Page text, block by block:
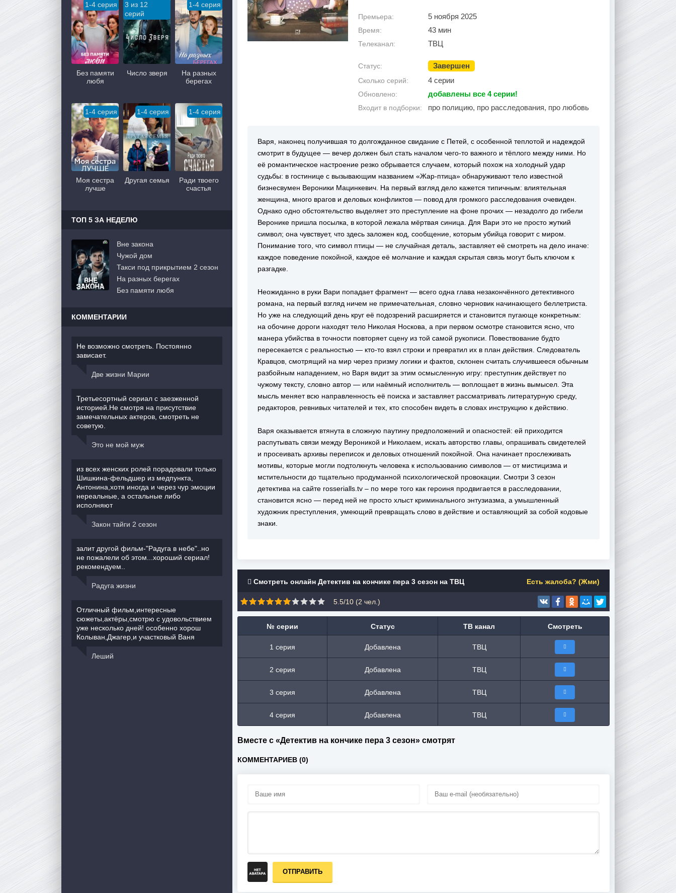
Премьера: 5 ноября 2025
Время: 43 мин
Телеканал: ТВЦ
Статус: Завершен
Сколько серий: 4 серии
Обновлено: добавлены все 4 серии!
Входит в подборки: про полицию, про расследования, про любовь
Варя, наконец получившая то долгожданное свидание с Петей, с особенной теплотой и надеждой
смотрит в будущее — вечер должен был стать началом чего-то важного и тёплого между ними. Но
её романтическое настроение резко обрывается случаем, который похож на холодный удар
судьбы: в гостинице с вызывающим названием «Жар-птица» обнаруживают тело известной
бизнесвумен Вероники Мацинкевич. На первый взгляд дело кажется типичным: влиятельная
женщина, много врагов и деловых конфликтов — повод для громкого расследования очевиден.
Однако одно обстоятельство выделяет это преступление на фоне прочих — незадолго до гибели
Веронике пришла посылка, в которой лежала мёртвая синица. Для Вари это не просто жуткий
символ; она чувствует, что здесь заложен код, сообщение, которым убийца говорит с миром.
Понимание того, что символ птицы — не случайная деталь, заставляет её смотреть на дело иначе:
каждое поведение покойной, каждое её молчание и каждая скрытая связь могут быть ключом к
разгадке.
Неожиданно в руки Вари попадает фрагмент — всего одна глава незакончённого детективного
романа, на первый взгляд ничем не примечательная, словно черновик начинающего беллетриста.
Но уже на следующий день круг её подозрений расширяется и становится пугающе конкретным:
на обочине дороги находят тело Николая Носкова, а при первом осмотре становится ясно, что
манера убийства в точности повторяет сцену из той самой рукописи. Повествование будто
пересекается с реальностью — кто-то взял строки и превратил их в план действия. Следователь
Кравцов, смотрящий на мир через призму логики и фактов, склонен считать случившееся обычным
разбойным нападением, но Варя видит за этим осмысленную игру: преступник действует по
чужому тексту, словно автор — или наёмный исполнитель — воплощает в жизнь вымысел. Эта
мысль меняет всю направленность её поиска и заставляет рассматривать литературную среду,
редакторов, ревнивых читателей и тех, кто способен видеть в словах инструкцию к действию.
Варя оказывается втянута в сложную паутину предположений и опасностей: ей приходится
распутывать связи между Вероникой и Николаем, искать авторство главы, опрашивать свидетелей
и просеивать архивы переписок и деловых отношений покойной. Она начинает прослеживать
мотивы, которые могли подтолкнуть человека к использованию символов — от мистицизма и
мстительности до тщательно продуманной психологической провокации. Смотри 3 сезон
детектива на сайте rosserialls.tv – по мере того как героиня продвигается в расследовании,
становится ясно — перед ней не просто хлыст криминального энтузиазма, а умышленный
художник преступления, умеющий превращать слово в действие и оставляющий за собой кодовые
знаки.
Смотреть онлайн Детектив на кончике пера 3 сезон на ТВЦ Есть жалоба? (Жми)
5.5/10 (2 чел.)
№ серии Статус ТВ канал Смотреть
1 серия Добавлена ТВЦ
2 серия Добавлена ТВЦ
3 серия Добавлена ТВЦ
4 серия Добавлена ТВЦ
Вместе с «Детектив на кончике пера 3 сезон» смотрят
КОММЕНТАРИЕВ (0)
ОТПРАВИТЬ
1-4 серия
Без памяти
любя
3 из 12
серий
Число зверя
1-4 серия
На разных
берегах
1-4 серия
Моя сестра
лучше
1-4 серия
Другая семья
1-4 серия
Ради твоего
счастья
ТОП 5 ЗА НЕДЕЛЮ
Вне закона
Чужой дом
Такси под прикрытием 2 сезон
На разных берегах
Без памяти любя
КОММЕНТАРИИ
Не возможно смотреть. Постоянно
зависает.
Две жизни Марии
Третьесортный сериал с заезженной
историей.Не смотря на присутствие
замечательных актеров, смотреть не
советую.
Это не мой муж
из всех женских ролей порадовали только
Шишкина-фельдшер из медпункта,
Антонина,хотя иногда и через чур эмоции
нереальные, а остальные либо
исполняют
Закон тайги 2 сезон
залит другой фильм-"Радуга в небе"..но
не пожалели об этом...хороший сериал!
рекомендуем..
Радуга жизни
Отличный фильм,интересные
сюжеты,актёры,смотрю с удовольствием
уже несколько дней! особенно хорош
Колыван,Джагер,и участковый Ваня
Леший